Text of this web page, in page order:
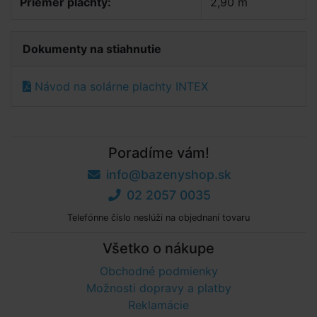
Dokumenty na stiahnutie
Návod na solárne plachty INTEX
Poradíme vám!
info@bazenyshop.sk
02 2057 0035
Telefónne číslo neslúži na objednaní tovaru
Všetko o nákupe
Obchodné podmienky
Možnosti dopravy a platby
Reklamácie